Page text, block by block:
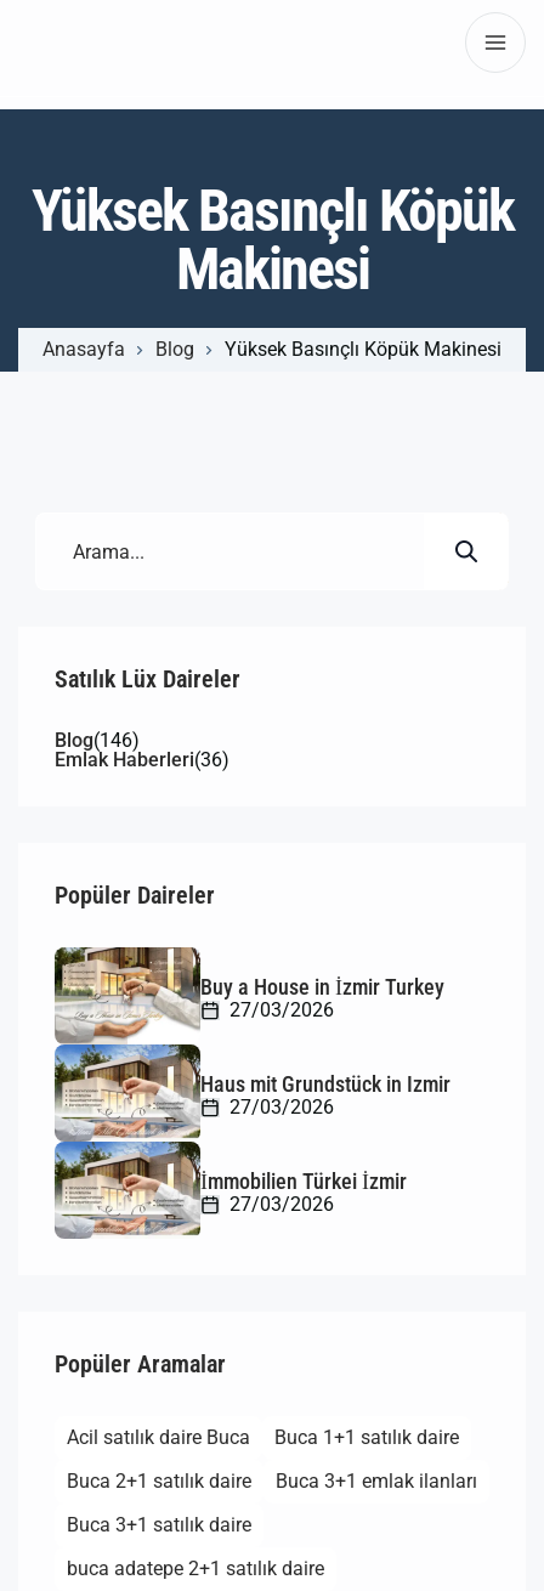
Yüksek Basınçlı Köpük
Makinesi
Anasayfa Blog Yüksek Basınçlı Köpük Makinesi
Satılık Lüx Daireler
Blog(146)
Emlak Haberleri(36)
Popüler Daireler
Buy a House in İzmir Turkey
27/03/2026
Haus mit Grundstück in Izmir
27/03/2026
İmmobilien Türkei İzmir
27/03/2026
Popüler Aramalar
Acil satılık daire Buca
Buca 1+1 satılık daire
Buca 2+1 satılık daire
Buca 3+1 emlak ilanları
Buca 3+1 satılık daire
buca adatepe 2+1 satılık daire